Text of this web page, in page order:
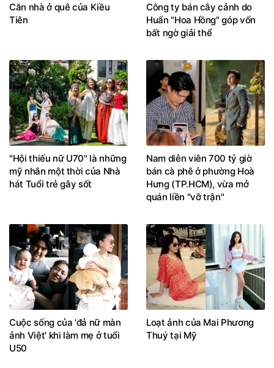
Căn nhà ở quê của Kiều
Tiên
Công ty bán cây cảnh do
Huấn "Hoa Hồng" góp vốn
bất ngờ giải thể
"Hội thiếu nữ U70" là những
mỹ nhân một thời của Nhà
hát Tuổi trẻ gây sốt
Nam diễn viên 700 tỷ giờ
bán cà phê ở phường Hoà
Hưng (TP.HCM), vừa mở
quán liền "vỡ trận"
Cuộc sống của 'đả nữ màn
ảnh Việt' khi làm mẹ ở tuổi
U50
Loạt ảnh của Mai Phương
Thuý tại Mỹ